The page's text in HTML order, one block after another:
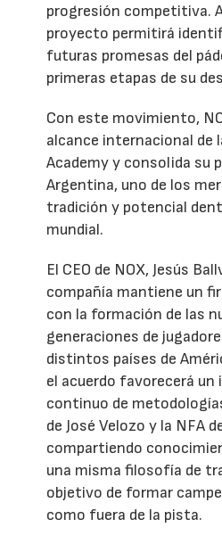
progresión competitiva.
proyecto permitirá
futuras promesas del
primeras etapas de su
Con este movimiento,
alcance internacional de
Academy y consolida su
Argentina, uno de los
tradición y potencial
mundial.
El CEO de NOX, Jesús
compañía mantiene un
con la formación de las
generaciones de
distintos países de
el acuerdo favorecerá un
continuo de
de José Velozo y la NFA
compartiendo
una misma filosofía de
objetivo de formar
como fuera de la pista.